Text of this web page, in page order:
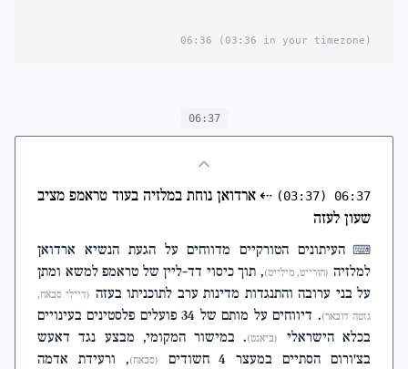
06:36 (03:36 in your timezone)
06:37
06:37
(03:37)
⇠ארדואן נוחת במלזיה בעוד טראמפ מציב
שעון לעזה
⌨ העיתונים הטורקיים מדווחים על הגעת הנשיא ארדואן
למלזיה (הורייט, מילייט), תוך כיסוי דד-ליין של טראמפ למשא ומתן
על בני ערובה והתנגדות מדינות ערב לתוכניתו בעזה (דיילי סבאח,
גזטה דובאר)
. דיווחים על מותם של 34 פועלים פלסטינים בעינויים
בכלא הישראלי
(ביאנט). במישור המקומי, מבצע נגד דאעש
בצ'ורום הסתיים במעצר 4 חשודים
(סבאח), ורעידת אדמה